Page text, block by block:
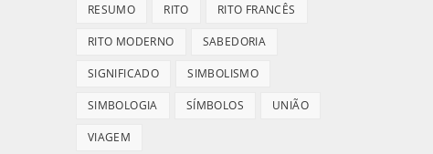
RESUMO RITO RITO FRANCÊS
RITO MODERNO SABEDORIA
SIGNIFICADO SIMBOLISMO
SIMBOLOGIA SÍMBOLOS UNIÃO
VIAGEM